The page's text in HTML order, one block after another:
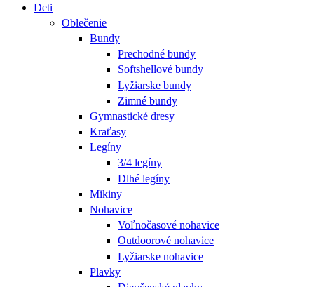
Deti
Oblečenie
Bundy
Prechodné bundy
Softshellové bundy
Lyžiarske bundy
Zimné bundy
Gymnastické dresy
Kraťasy
Legíny
3/4 legíny
Dlhé legíny
Mikiny
Nohavice
Voľnočasové nohavice
Outdoorové nohavice
Lyžiarske nohavice
Plavky